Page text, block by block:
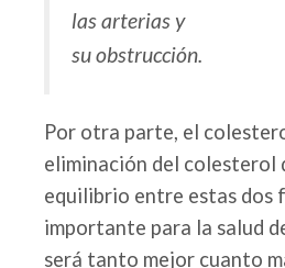
las arterias y
su obstrucción.
Por otra parte, el
eliminación del colesterol
equilibrio entre estas dos
importante para la salud
será tanto mejor cuanto